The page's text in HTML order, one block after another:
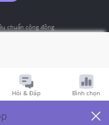
chuẩn cộng đồng
Hỏi & Đáp Bình chọn